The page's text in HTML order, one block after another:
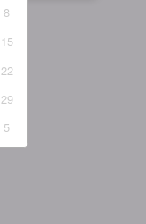
8
15
22
29
5